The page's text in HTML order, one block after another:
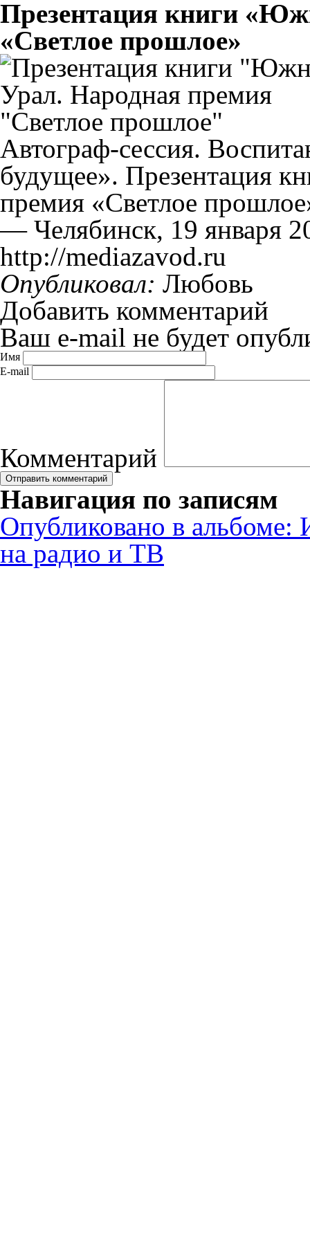
Презентация книги
«Светлое прошлое»
Автограф-сессия.
будущее». Презентация
премия «Светлое
— Челябинск, 19 января
http://mediazavod.ru
Опубликовал: Любовь
Добавить комментарий
Ваш e-mail не будет
Имя
E-mail
Комментарий
Навигация по записям
Опубликовано в альбоме:
на радио и ТВ